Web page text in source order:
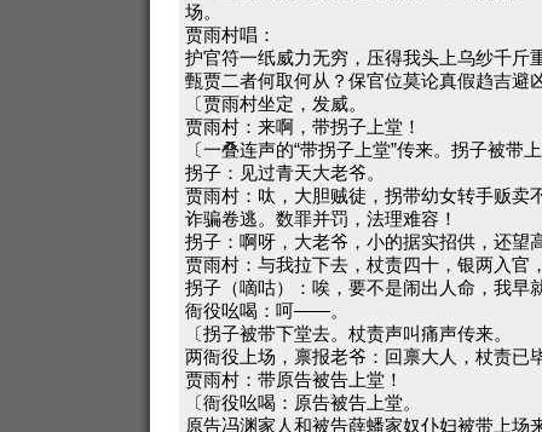
场。
贾雨村唱：
护官符一纸威力无穷，压得我头上乌纱千斤
甄贾二者何取何从？保官位莫论真假趋吉避
〔贾雨村坐定，发威。
贾雨村：来啊，带拐子上堂！
〔一叠连声的“带拐子上堂”传来。拐子被带
拐子：见过青天大老爷。
贾雨村：呔，大胆贼徒，拐带幼女转手贩卖
诈骗卷逃。数罪并罚，法理难容！
拐子：啊呀，大老爷，小的据实招供，还望
贾雨村：与我拉下去，杖责四十，银两入官
拐子（嘀咕）：唉，要不是闹出人命，我早
衙役吆喝：呵——。
〔拐子被带下堂去。杖责声叫痛声传来。
两衙役上场，禀报老爷：回禀大人，杖责已
贾雨村：带原告被告上堂！
〔衙役吆喝：原告被告上堂。
原告冯渊家人和被告薛蟠家奴仆妇被带上场